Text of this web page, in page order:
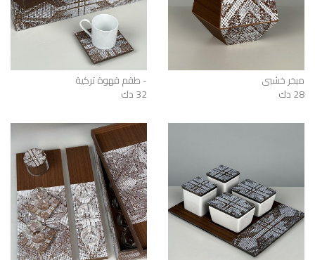
مبخر خشبي
28 دك
طقم قهوة تركية -
32 دك